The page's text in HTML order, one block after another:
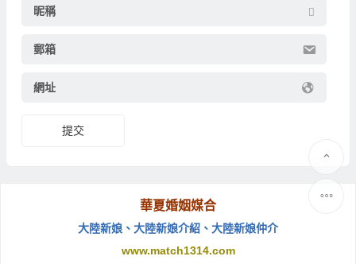
昵稱
郵箱
網址
提交
華夏婚姻媒合
大陸新娘 、 大陸新娘介紹 、 大陸新娘仲介
www.match1314.com